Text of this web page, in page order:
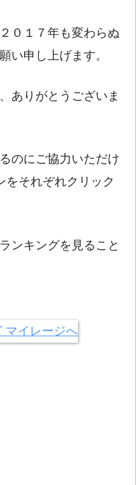
０１７年も変わらぬ
い申し上げます。
ありがとうございま
のにご協力いただけ
それぞれクリック
ンキングを見ること